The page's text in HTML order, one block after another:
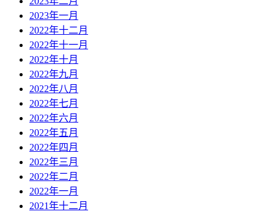
2023年一月
2022年十二月
2022年十一月
2022年十月
2022年九月
2022年八月
2022年七月
2022年六月
2022年五月
2022年四月
2022年三月
2022年二月
2022年一月
2021年十二月